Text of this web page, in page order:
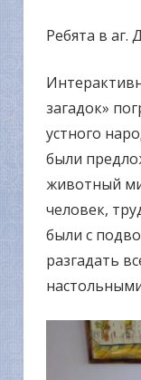
Ребята в аг.
загадок»
устного
были
животный
человек,
были с
разгадать